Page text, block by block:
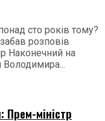
сто років тому?
розповів
Наконечний на
Володимира...
Прем-міністр